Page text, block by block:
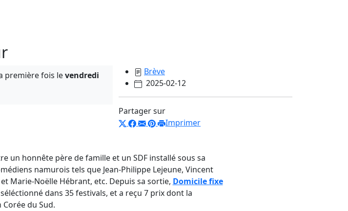
première fois levendredi
Brève
2025-02-12
Partager sur
Imprimer
un honnête père de famille et un SDF installé sous sa
namurois tels que Jean-Philippe Lejeune, Vincent
Marie-Noëlle Hébrant, etc. Depuis sa sortie, Domicile fixe
dans 35 festivals, et a reçu 7 prix dont la
du Sud.